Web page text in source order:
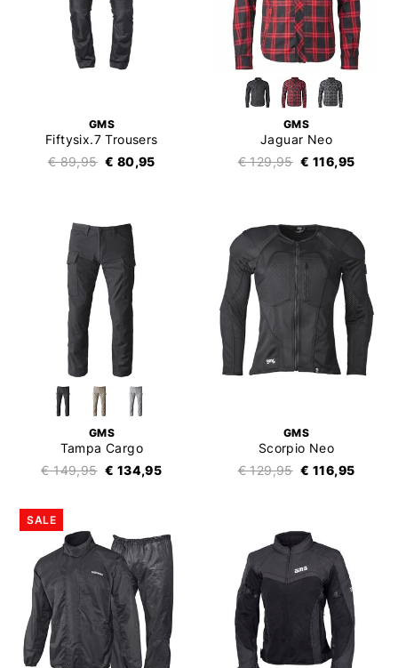
GMS
Fiftysix.7 Trousers
€ 89,95 € 80,95
GMS
Jaguar Neo
€ 129,95 € 116,95
GMS
Tampa Cargo
€ 149,95 € 134,95
GMS
Scorpio Neo
€ 129,95 € 116,95
SALE